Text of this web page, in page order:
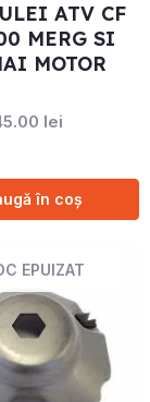
ATV CF
MERG SI
MOTOR
lei
în coș
EPUIZAT
inițial
a
fost:
680.00 lei.
600.00